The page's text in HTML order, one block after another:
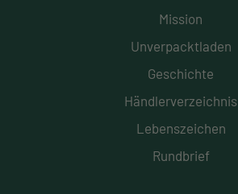
Mission
Unverpacktladen
Geschichte
Händlerverzeichnis
Lebenszeichen
Rundbrief